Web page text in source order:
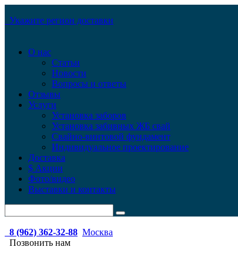
Укажите регион доставки
О нас
Статьи
Новости
Вопросы и ответы
Отзывы
Услуги
Установка заборов
Установка забивных ЖБ свай
Свайно-винтовой фундамент
Индивидуальное проектирование
Доставка
$ Акции
Фото/видео
Выставки и контакты
8 (962) 362-32-88 Москва
Позвонить нам